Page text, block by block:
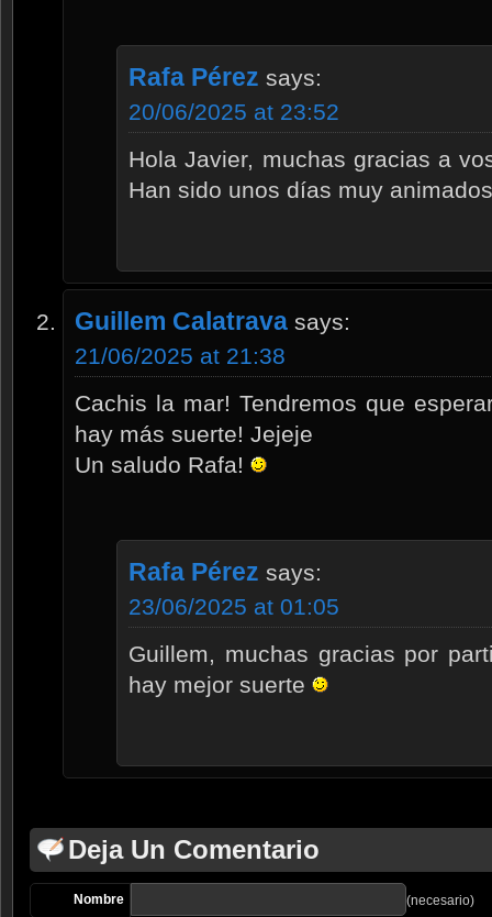
Rafa Pérez says:
20/06/2025 at 23:52
Hola Javier, muchas gracias a
Han sido unos días muy
Guillem Calatrava says:
21/06/2025 at 21:38
Cachis la mar! Tendremos que
hay más suerte! Jejeje
Un saludo Rafa!
Rafa Pérez says:
23/06/2025 at 01:05
Guillem, muchas gracias por
hay mejor suerte
Deja Un Comentario
Nombre (necesario)